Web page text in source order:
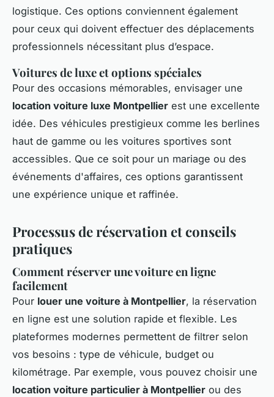
logistique. Ces options conviennent également
pour ceux qui doivent effectuer des déplacements
professionnels nécessitant plus d’espace.
Voitures de luxe et options spéciales
Pour des occasions mémorables, envisager une
location voiture luxe Montpellier est une excellente
idée. Des véhicules prestigieux comme les berlines
haut de gamme ou les voitures sportives sont
accessibles. Que ce soit pour un mariage ou des
événements d'affaires, ces options garantissent
une expérience unique et raffinée.
Processus de réservation et conseils
pratiques
Comment réserver une voiture en ligne
facilement
Pour louer une voiture à Montpellier, la réservation
en ligne est une solution rapide et flexible. Les
plateformes modernes permettent de filtrer selon
vos besoins : type de véhicule, budget ou
kilométrage. Par exemple, vous pouvez choisir une
location voiture particulier à Montpellier ou des